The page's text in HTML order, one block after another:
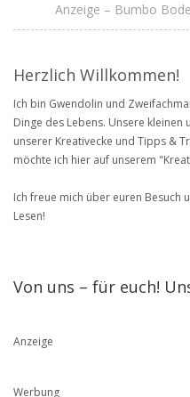
Anzeige – Bumbo
Herzlich Willkommen!
Ich bin Gwendolin und
Dinge des Lebens. Unsere
unserer Kreativecke und Tipps &
möchte ich hier auf unserem
Ich freue mich über euren Besuch
Lesen!
Von uns – für euch!
Anzeige
Werbung